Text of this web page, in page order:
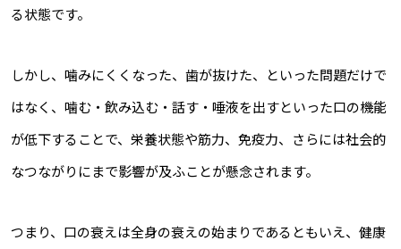
る状態です。
しかし、噛みにくくなった、歯が抜けた、といった問題だけで
はなく、噛む・飲み込む・話す・唾液を出すといった口の機能
が低下することで、栄養状態や筋力、免疫力、さらには社会的
なつながりにまで影響が及ふことが懸念されます。
つまり、口の衰えは全身の衰えの始まりであるともいえ、健康